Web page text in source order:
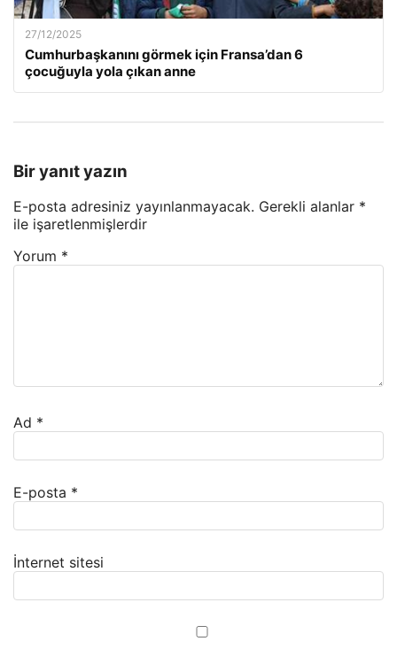
27/12/2025
Cumhurbaşkanını görmek için Fransa’dan 6
çocuğuyla yola çıkan anne
Bir yanıt yazın
E-posta adresiniz yayınlanmayacak. Gerekli alanlar *
ile işaretlenmişlerdir
Yorum *
Ad *
E-posta *
İnternet sitesi